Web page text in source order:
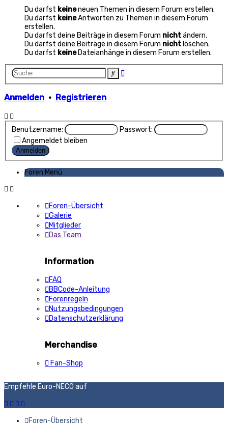
Du darfst keineneuen Themen in diesem Forum erstellen.
Du darfst keineAntworten zu Themen in diesem Forum
erstellen.
Du darfst deine Beiträge in diesem Forum nichtändern.
Du darfst deine Beiträge in diesem Forum nicht löschen.
Du darfst keineDateianhänge in diesem Forum erstellen.
SucheErweiterte
Anmelden • Registrieren
Benutzername:
Passwort:
Angemeldet bleiben
Foren Menü
Foren-Übersicht
Galerie
Mitglieder
Das Team
Information
FAQ
BBCode-Anleitung
Forenregeln
Nutzungsbedingungen
Datenschutzerklärung
Merchandise
Fan-Shop
Empfehle Euro-NECO auf
Foren-Übersicht